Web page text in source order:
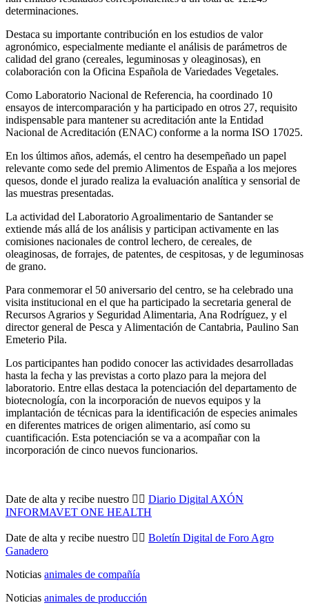
determinaciones.
Destaca su importante contribución en los estudios de valor
agronómico, especialmente mediante el análisis de parámetros de
calidad del grano (cereales, leguminosas y oleaginosas), en
colaboración con la Oficina Española de Variedades Vegetales.
Como Laboratorio Nacional de Referencia, ha coordinado 10
ensayos de intercomparación y ha participado en otros 27, requisito
indispensable para mantener su acreditación ante la Entidad
Nacional de Acreditación (ENAC) conforme a la norma ISO 17025.
En los últimos años, además, el centro ha desempeñado un papel
relevante como sede del premio Alimentos de España a los mejores
quesos, donde el jurado realiza la evaluación analítica y sensorial de
las muestras presentadas.
La actividad del Laboratorio Agroalimentario de Santander se
extiende más allá de los análisis y participan activamente en las
comisiones nacionales de control lechero, de cereales, de
oleaginosas, de forrajes, de patentes, de cespitosas, y de leguminosas
de grano.
Para conmemorar el 50 aniversario del centro, se ha celebrado una
visita institucional en el que ha participado la secretaria general de
Recursos Agrarios y Seguridad Alimentaria, Ana Rodríguez, y el
director general de Pesca y Alimentación de Cantabria, Paulino San
Emeterio Pila.
Los participantes han podido conocer las actividades desarrolladas
hasta la fecha y las previstas a corto plazo para la mejora del
laboratorio. Entre ellas destaca la potenciación del departamento de
biotecnología, con la incorporación de nuevos equipos y la
implantación de técnicas para la identificación de especies animales
en diferentes matrices de origen alimentario, así como su
cuantificación. Esta potenciación se va a acompañar con la
incorporación de cinco nuevos funcionarios.
Date de alta y recibe nuestro 👉🏼 Diario Digital AXÓN
INFORMAVET ONE HEALTH
Date de alta y recibe nuestro 👉🏼 Boletín Digital de Foro Agro
Ganadero
Noticias animales de compañía
Noticias animales de producción